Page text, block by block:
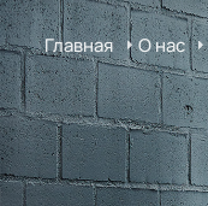
Главная О нас